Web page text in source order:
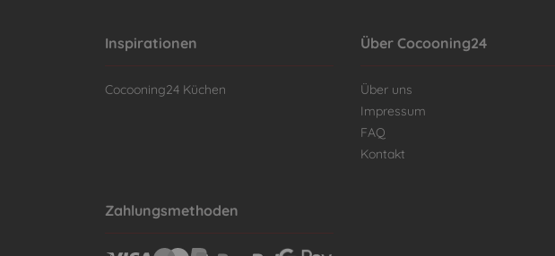
Inspirationen
Cocooning24 Küchen
Über Cocooning24
Über uns
Impressum
FAQ
Kontakt
Zahlungsmethoden